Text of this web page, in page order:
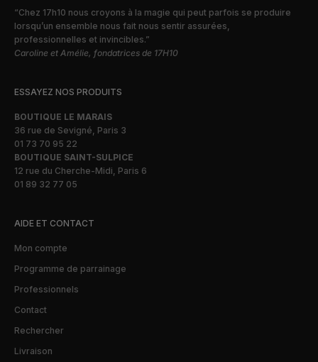
“Chez 17h10 nous croyons à la magie qui peut parfois se produire
lorsqu’un ensemble nous fait nous sentir assurées,
professionnelles et invincibles.”
Caroline et Amélie, fondatrices de 17H10
ESSAYEZ NOS PRODUITS
BOUTIQUE LE MARAIS
36 rue de Sevigné, Paris 3
01 73 70 95 22
BOUTIQUE SAINT-SULPICE
12 rue du Cherche-Midi, Paris 6
01 89 32 77 05
AIDE ET CONTACT
Mon compte
Programme de parrainage
Professionnels
Contact
Rechercher
Livraison